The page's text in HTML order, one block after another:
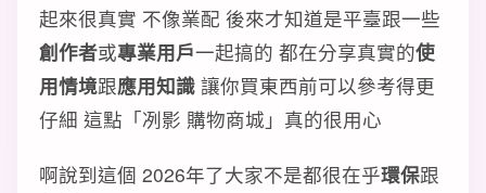
起來很真實 不像業配 後來才知道是平臺跟一些
創作者或專業用戶一起搞的 都在分享真實的使
用情境跟應用知識 讓你買東西前可以參考得更
仔細 這點「冽影 購物商城」真的很用心
啊說到這個 2026年了大家不是都很在乎環保跟